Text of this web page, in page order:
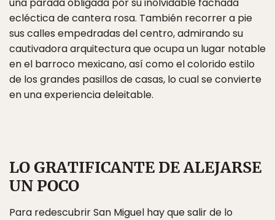
ecléctica de cantera rosa. También recorrer a pie
sus calles empedradas del centro, admirando su
cautivadora arquitectura que ocupa un lugar notable
en el barroco mexicano, así como el colorido estilo
de los grandes pasillos de casas, lo cual se convierte
en una experiencia deleitable.
LO GRATIFICANTE DE ALEJARSE
UN POCO
Para redescubrir San Miguel hay que salir de lo